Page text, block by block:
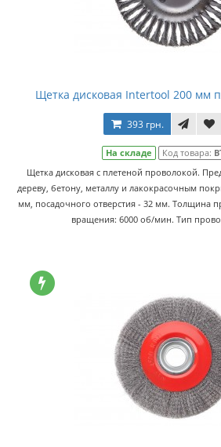
Щетка дисковая Intertool 200 мм
393 грн.
На складе Код товара:
Щетка дисковая с плетеной проволокой.
дереву, бетону, металлу и лакокрасочным
мм, посадочного отверстия - 32 мм. Толщина
вращения: 6000 об/мин. Тип